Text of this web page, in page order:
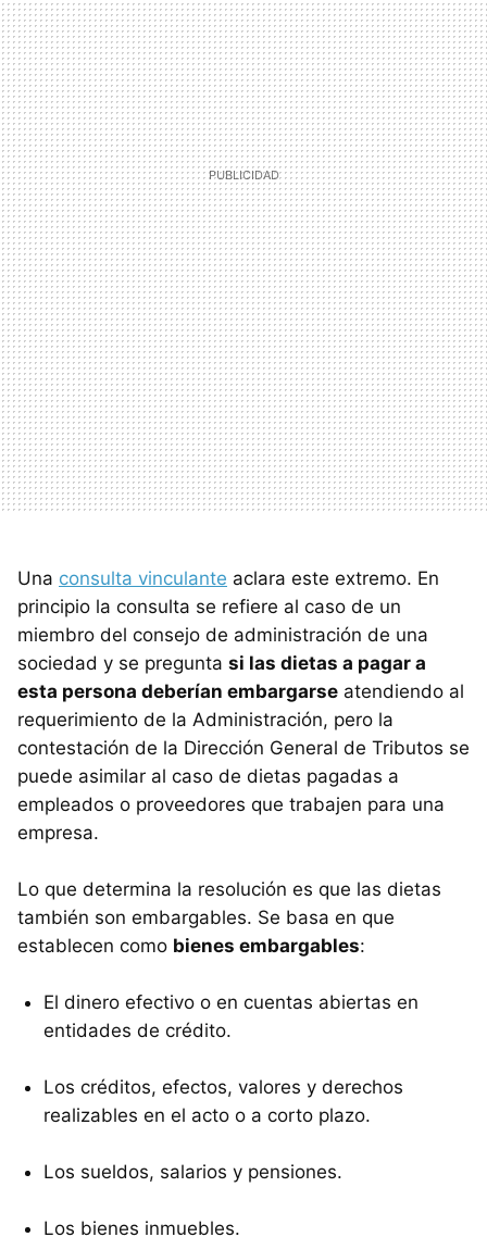
Una consulta vinculante aclara este extremo. En
principio la consulta se refiere al caso de un
miembro del consejo de administración de una
sociedad y se pregunta si las dietas a pagar a
esta persona deberían embargarse atendiendo al
requerimiento de la Administración, pero la
contestación de la Dirección General de Tributos se
puede asimilar al caso de dietas pagadas a
empleados o proveedores que trabajen para una
empresa.
Lo que determina la resolución es que las dietas
también son embargables. Se basa en que
establecen como bienes embargables:
El dinero efectivo o en cuentas abiertas en
entidades de crédito.
Los créditos, efectos, valores y derechos
realizables en el acto o a corto plazo.
Los sueldos, salarios y pensiones.
Los bienes inmuebles.